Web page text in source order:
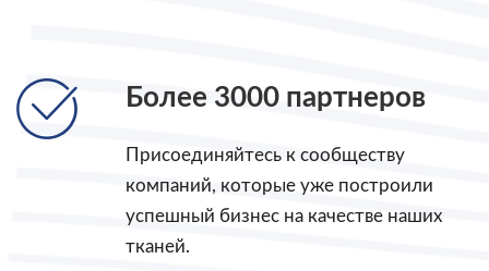
Более 3000 партнеров
Присоединяйтесь к сообществу
компаний, которые уже построили
успешный бизнес на качестве наших
тканей.